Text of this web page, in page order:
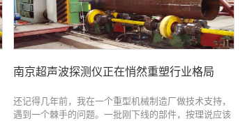
南京超声波探测仪正在悄然重塑行业格局
还记得几年前，我在一个重型机械制造厂做技术支持，
遇到一个棘手的问题。一批刚下线的部件，按理说应该